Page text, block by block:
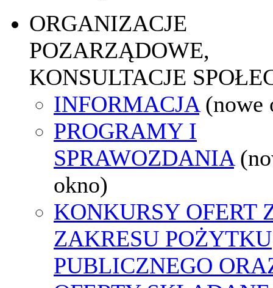
ORGANIZACJE
POZARZĄDOWE,
KONSULTACJE
INFORMACJA (nowe
PROGRAMY I
SPRAWOZDANIA
okno)
KONKURSY OFERT
ZAKRESU POŻYTKU
PUBLICZNEGO